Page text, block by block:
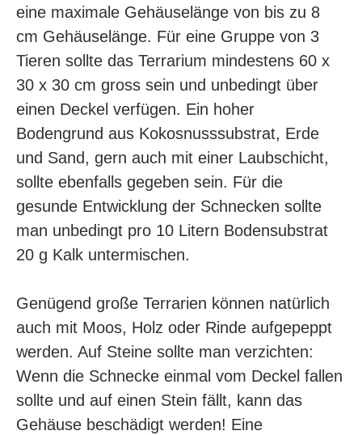
eine maximale Gehäuselänge von bis zu 8
cm Gehäuselänge. Für eine Gruppe von 3
Tieren sollte das Terrarium mindestens 60 x
30 x 30 cm gross sein und unbedingt über
einen Deckel verfügen. Ein hoher
Bodengrund aus Kokosnusssubstrat, Erde
und Sand, gern auch mit einer Laubschicht,
sollte ebenfalls gegeben sein. Für die
gesunde Entwicklung der Schnecken sollte
man unbedingt pro 10 Litern Bodensubstrat
20 g Kalk untermischen.
Genügend große Terrarien können natürlich
auch mit Moos, Holz oder Rinde aufgepeppt
werden. Auf Steine sollte man verzichten:
Wenn die Schnecke einmal vom Deckel fallen
sollte und auf einen Stein fällt, kann das
Gehäuse beschädigt werden! Eine